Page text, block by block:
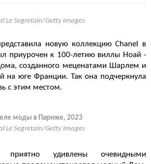
Le Segretain/Getty Images
новую коллекцию Chanel в
приурочен к 100-летию виллы Ноай -
созданного меценатами Шарлем и
на юге Франции. Так она подчеркнула
с этим местом.
моды в Париже, 2023
Le Segretain/Getty Images
удивлены очевидными